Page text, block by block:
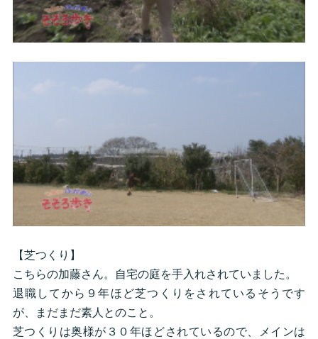
【芝つくり】
こちらの加藤さん。自宅の庭を手入れされていました。
退職してから９年ほど芝つくりをされているそうです
が、まだまだ素人とのこと。
芝つくりは奥様が３０年ほどされているので、メインは